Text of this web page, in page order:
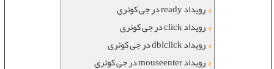
رویداد ready در جی کوئری
رویداد click در جی کوئری
رویداد dblclick در جی کوئری
رویداد mouseenter در جی کوئری